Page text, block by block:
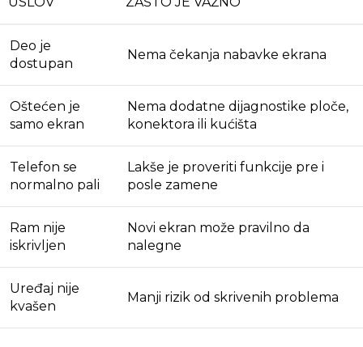
Deo je
dostupan
Nema čekanja nabavke ekrana
Oštećen je
samo ekran
Nema dodatne dijagnostike ploče,
konektora ili kućišta
Telefon se
normalno pali
Lakše je proveriti funkcije pre i
posle zamene
Ram nije
iskrivljen
Novi ekran može pravilno da
nalegne
Uređaj nije
kvašen
Manji rizik od skrivenih problema